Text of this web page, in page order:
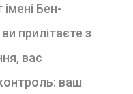
Бен-
прилітаєте з
вас
ваш